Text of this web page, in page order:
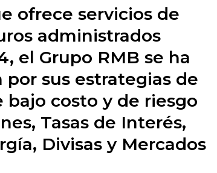
ofrece servicios de
administrados
el Grupo RMB se ha
sus estrategias de
bajo costo y de riesgo
Tasas de Interés,
Divisas y Mercados